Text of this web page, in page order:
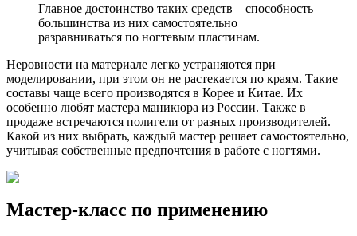
Главное достоинство таких средств – способность
большинства из них самостоятельно
разравниваться по ногтевым пластинам.
Неровности на материале легко устраняются при
моделировании, при этом он не растекается по краям. Такие
составы чаще всего производятся в Корее и Китае. Их
особенно любят мастера маникюра из России. Также в
продаже встречаются полигели от разных производителей.
Какой из них выбрать, каждый мастер решает самостоятельно,
учитывая собственные предпочтения в работе с ногтями.
Мастер-класс по применению